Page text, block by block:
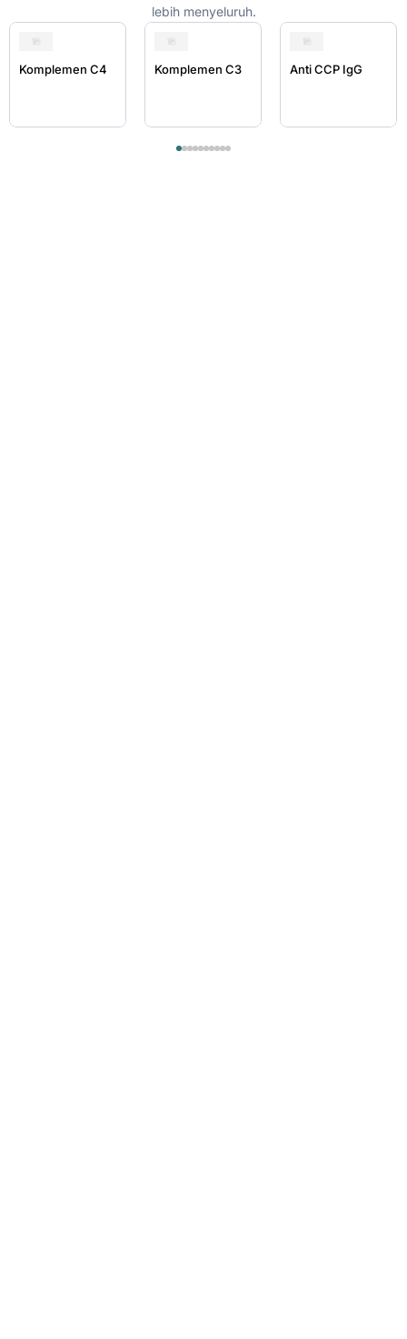
lebih menyeluruh.
Komplemen C4 Komplemen C3 Anti CCP IgG